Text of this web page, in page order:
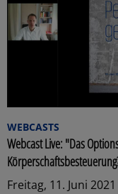
WEBCASTS
Webcast Live: "Das
Freitag, 11. Juni